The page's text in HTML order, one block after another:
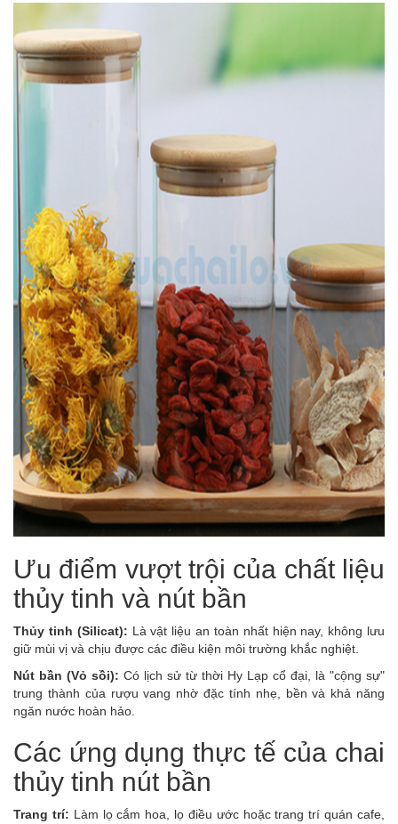
Ưu điểm vượt trội của chất liệu
thủy tinh và nút bần
Thủy tinh (Silicat): Là vật liệu an toàn nhất hiện nay, không lưu
giữ mùi vị và chịu được các điều kiện môi trường khắc nghiệt.
Nút bần (Vỏ sồi): Có lịch sử từ thời Hy Lạp cổ đại, là "cộng sự"
trung thành của rượu vang nhờ đặc tính nhẹ, bền và khả năng
ngăn nước hoàn hảo.
Các ứng dụng thực tế của chai
thủy tinh nút bần
Trang trí: Làm lọ cắm hoa, lọ điều ước hoặc trang trí quán cafe,